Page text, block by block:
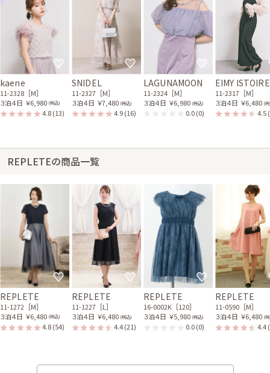
kaene
11-2328［M］
３泊４日 ￥6,980 (税込)
4.8(13)
SNIDEL
11-2327［M］
３泊４日 ￥7,480 (税込)
4.9(16)
LAGUNAMOON
11-2324［M］
３泊４日 ￥6,980 (税込)
0.0(0)
EIMY ISTOIRE
11-2317［M］
３泊４日 ￥6,480 (
4.5
REPLETEの商品一覧
REPLETE
11-1272［M］
３泊４日 ￥6,480 (税込)
4.8(54)
REPLETE
11-1227［L］
３泊４日 ￥6,480 (税込)
4.4(21)
REPLETE
16-0002K［120］
３泊４日 ￥5,980 (税込)
0.0(0)
REPLETE
11-0590［M］
３泊４日 ￥6,480 (
4.4